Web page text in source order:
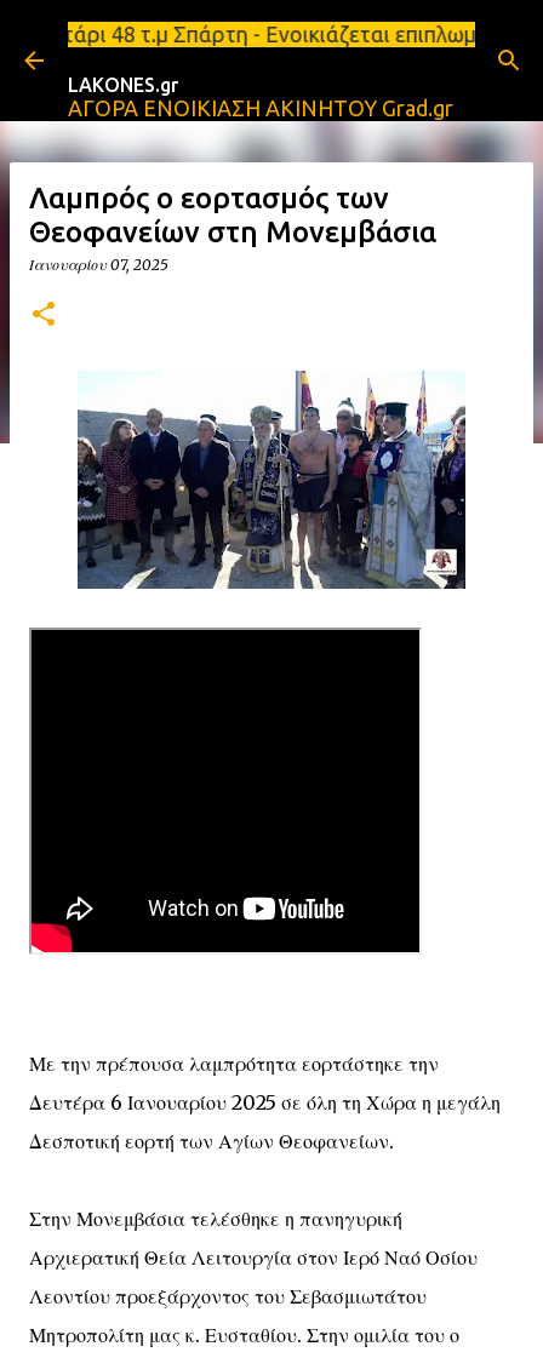
Μετάβαση στο κύριο περιεχόμενο
Σπάρτη - Ενοικιάζεται επιπλωμένο
LAKONES.gr
ΑΓΟΡΑ ΕΝΟΙΚΙΑΣΗ ΑΚΙΝΗΤΟΥ Grad.gr
Λαμπρός ο εορτασμός των
Θεοφανείων στη Μονεμβάσια
Ιανουαρίου 07, 2025
Με την πρέπουσα λαμπρότητα εορτάστηκε την
Δευτέρα 6 Ιανουαρίου 2025 σε όλη τη Χώρα η μεγάλη
Δεσποτική εορτή των Αγίων Θεοφανείων.
Στην Μονεμβάσια τελέσθηκε η πανηγυρική
Αρχιερατική Θεία Λειτουργία στον Ιερό Ναό Οσίου
Λεοντίου προεξάρχοντος του Σεβασμιωτάτου
Μητροπολίτη μας κ. Ευσταθίου. Στην ομιλία του ο